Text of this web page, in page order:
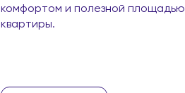
комфортом и полезной площадью
квартиры.